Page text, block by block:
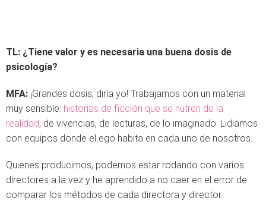
TL: ¿Tiene valor y es necesaria una buena dosis de
psicología?
MFA: ¡Grandes dosis, diría yo! Trabajamos con un material
muy sensible: historias de ficción que se nutren de la
realidad, de vivencias, de lecturas, de lo imaginado. Lidiamos
con equipos donde el ego habita en cada uno de nosotros.
Quienes producimos, podemos estar rodando con varios
directores a la vez y he aprendido a no caer en el error de
comparar los métodos de cada directora y director.